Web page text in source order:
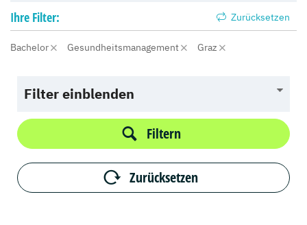
Ihre Filter: Zurücksetzen
Bachelor Gesundheitsmanagement Graz
Filter einblenden
Filtern
Zurücksetzen